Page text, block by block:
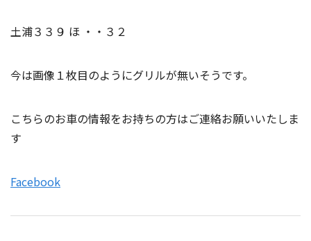
土浦３３９ ほ ・・３２
今は画像１枚目のようにグリルが無いそうです。
こちらのお車の情報をお持ちの方はご連絡お願いいたしま
す
Facebook